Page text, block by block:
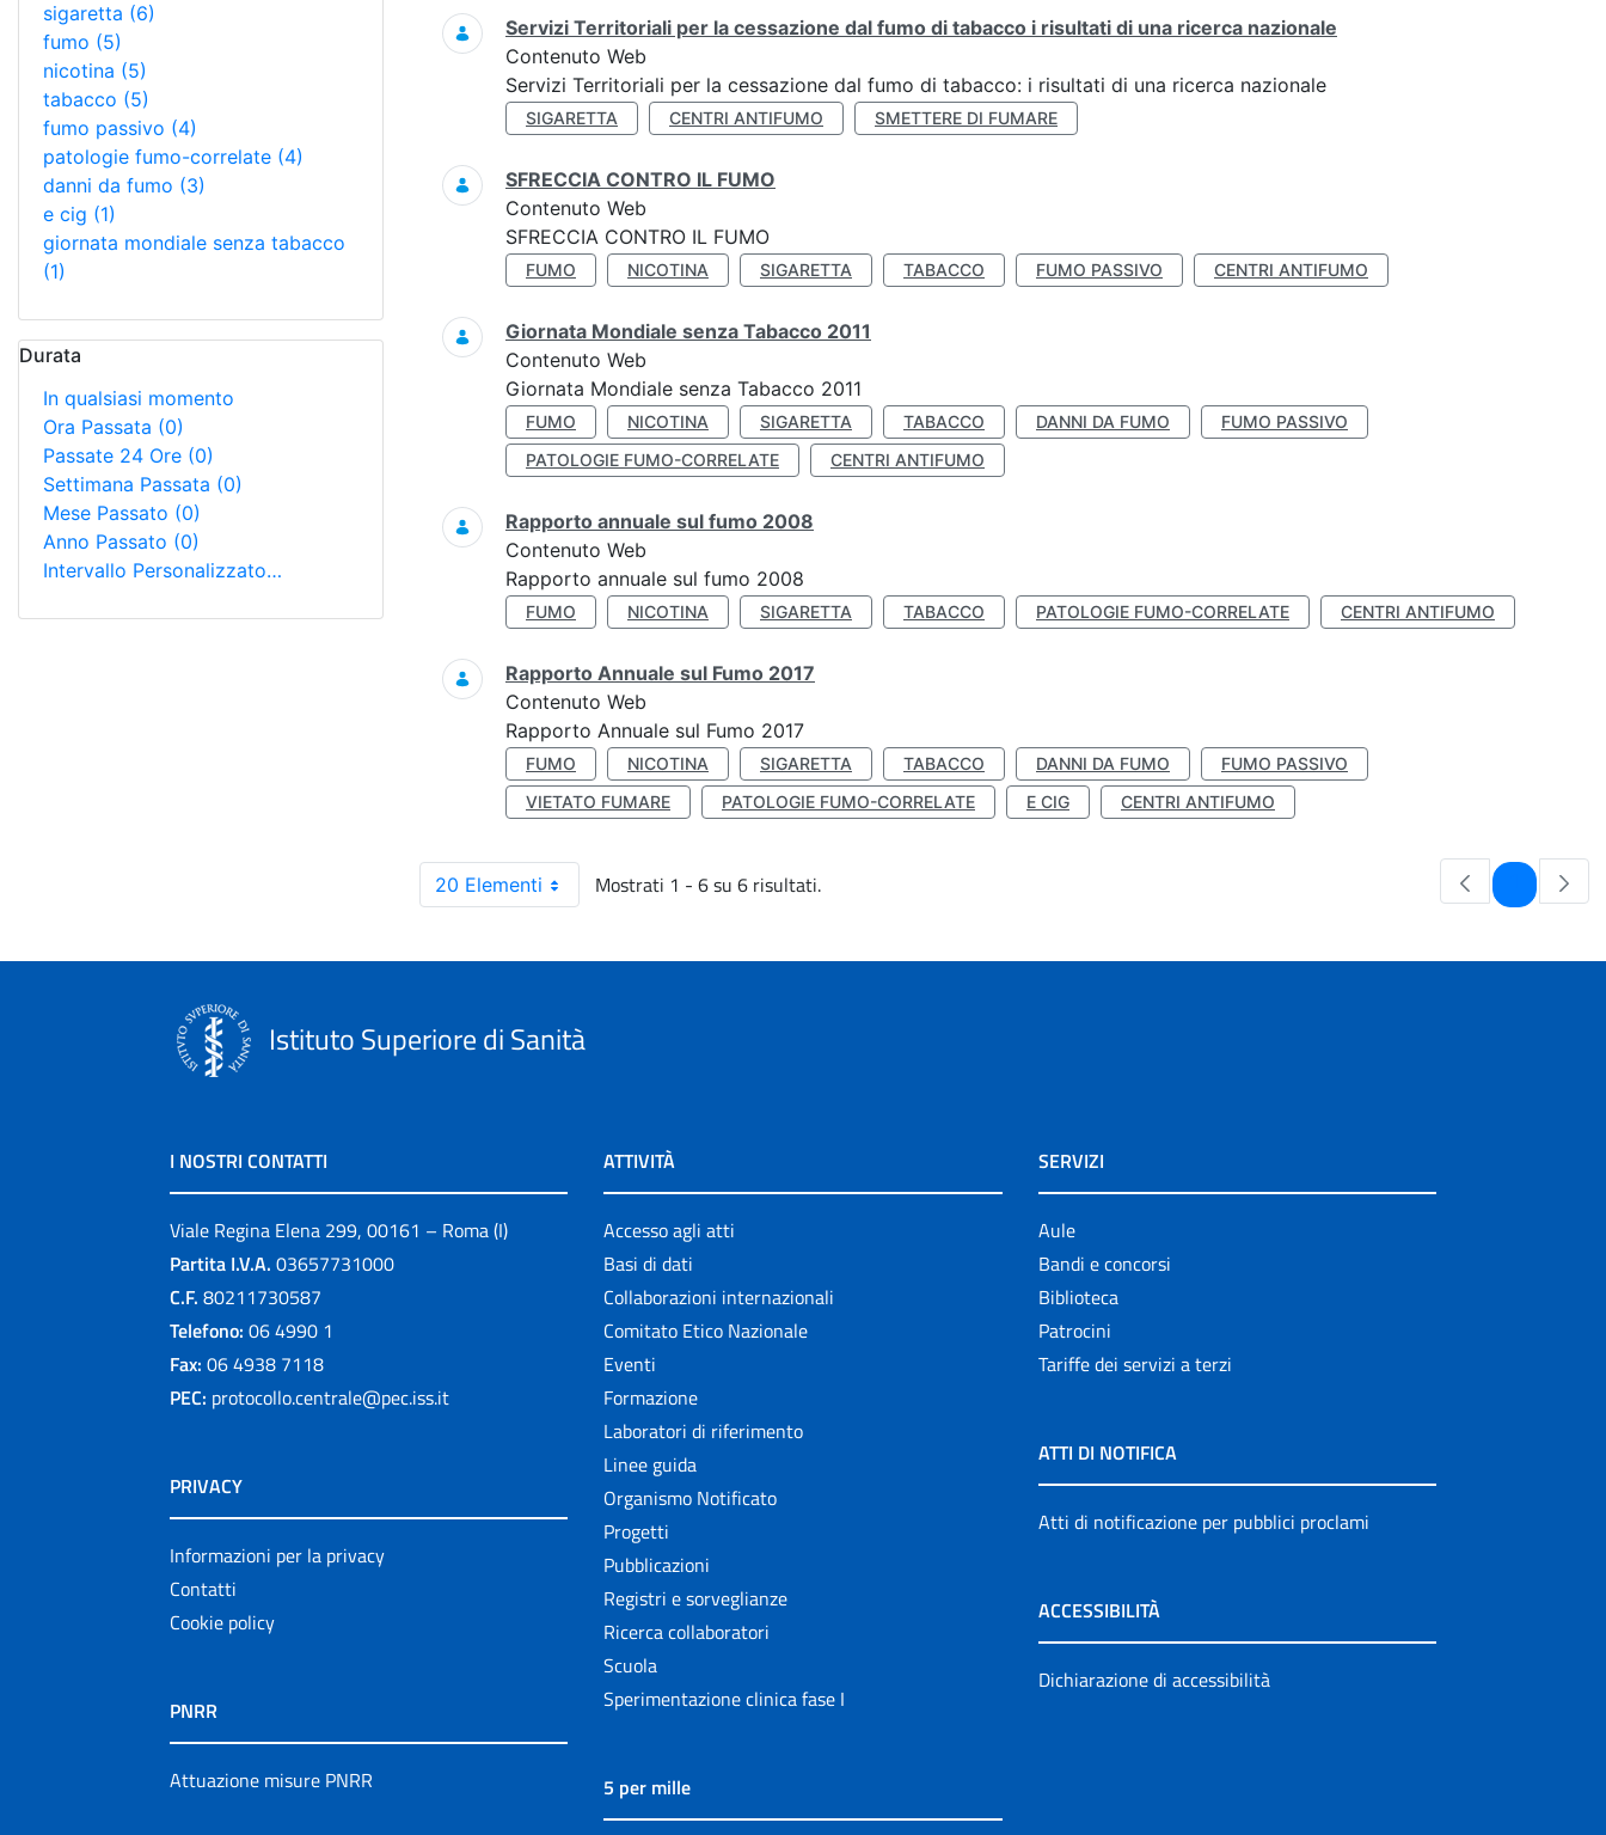
sigaretta (6)
fumo (5)
nicotina (5)
tabacco (5)
fumo passivo (4)
patologie fumo-correlate (4)
danni da fumo (3)
e cig (1)
giornata mondiale senza tabacco
(1)
Durata
In qualsiasi momento
Ora Passata (0)
Passate 24 Ore (0)
Settimana Passata (0)
Mese Passato (0)
Anno Passato (0)
Intervallo Personalizzato…
Servizi Territoriali per la cessazione dal fumo di tabacco i risultati di una ricerca nazionale
Contenuto Web
Servizi Territoriali per la cessazione dal fumo di tabacco: i risultati di una ricerca nazionale
SIGARETTA CENTRI ANTIFUMO SMETTERE DI FUMARE
SFRECCIA CONTRO IL FUMO
Contenuto Web
SFRECCIA CONTRO IL FUMO
FUMO NICOTINA SIGARETTA TABACCO FUMO PASSIVO CENTRI ANTIFUMO
Giornata Mondiale senza Tabacco 2011
Contenuto Web
Giornata Mondiale senza Tabacco 2011
FUMO NICOTINA SIGARETTA TABACCO DANNI DA FUMO
FUMO PASSIVO
PATOLOGIE FUMO-CORRELATE
CENTRI ANTIFUMO
Rapporto annuale sul fumo 2008
Contenuto Web
Rapporto annuale sul fumo 2008
FUMO NICOTINA SIGARETTA TABACCO PATOLOGIE FUMO-CORRELATE CENTRI ANTIFUMO
Rapporto Annuale sul Fumo 2017
Contenuto Web
Rapporto Annuale sul Fumo 2017
FUMO NICOTINA SIGARETTA TABACCO DANNI DA FUMO
FUMO PASSIVO
VIETATO FUMARE
PATOLOGIE FUMO-CORRELATE E CIG CENTRI ANTIFUMO
20 Elementi Mostrati 1 - 6 su 6 risultati. Pagina
Istituto Superiore di Sanità
I NOSTRI CONTATTI
Viale Regina Elena 299, 00161 – Roma (I)
Partita I.V.A. 03657731000
C.F. 80211730587
Telefono: 06 4990 1
Fax: 06 4938 7118
PEC: protocollo.centrale@pec.iss.it
PRIVACY
Informazioni per la privacy
Contatti
Cookie policy
PNRR
Attuazione misure PNRR
ATTIVITÀ
Accesso agli atti
Basi di dati
Collaborazioni internazionali
Comitato Etico Nazionale
Eventi
Formazione
Laboratori di riferimento
Linee guida
Organismo Notificato
Progetti
Pubblicazioni
Registri e sorveglianze
Ricerca collaboratori
Scuola
Sperimentazione clinica fase I
5 per mille
SERVIZI
Aule
Bandi e concorsi
Biblioteca
Patrocini
Tariffe dei servizi a terzi
ATTI DI NOTIFICA
Atti di notificazione per pubblici proclami
ACCESSIBILITÀ
Dichiarazione di accessibilità